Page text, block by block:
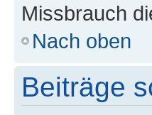
Missbrauch
Nach oben
Beiträge